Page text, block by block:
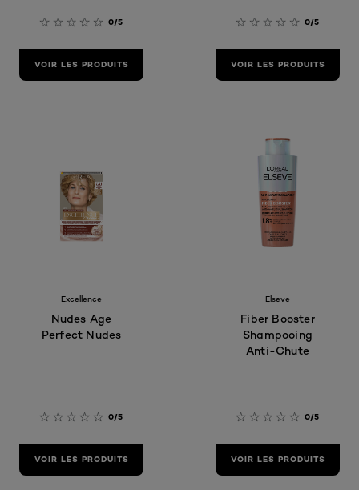
0/5
VOIR LES PRODUITS
0/5
VOIR LES PRODUITS
Excellence
Nudes Age
Perfect Nudes
0/5
VOIR LES PRODUITS
Elseve
Fiber Booster
Shampooing
Anti-Chute
0/5
VOIR LES PRODUITS